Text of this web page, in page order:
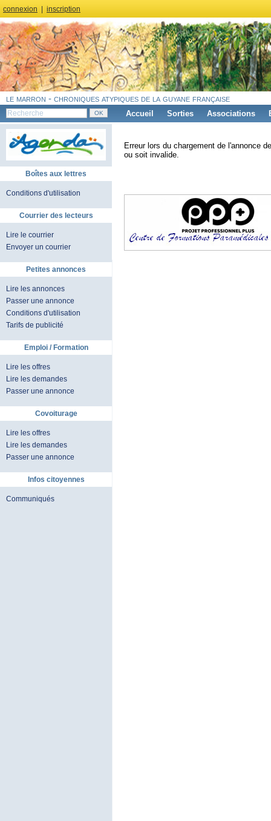
connexion inscription
le marron - chroniques atypiques de la guyane française
Accueil Sorties Associations
Boîtes aux lettres
Conditions d'utilisation
Courrier des lecteurs
Lire le courrier
Envoyer un courrier
Petites annonces
Lire les annonces
Passer une annonce
Conditions d'utilisation
Tarifs de publicité
Emploi / Formation
Lire les offres
Lire les demandes
Passer une annonce
Covoiturage
Lire les offres
Lire les demandes
Passer une annonce
Infos citoyennes
Communiqués
Erreur lors du chargement de l'annonce
ou soit invalide.